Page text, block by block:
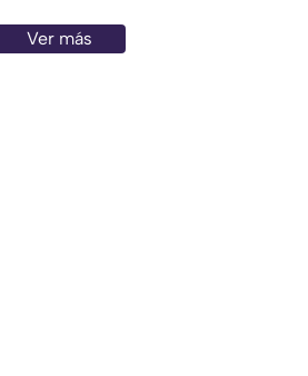
Ver más